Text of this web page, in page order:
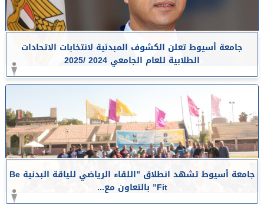
جامعة أسيوط تعلن الكشوف المبدئية لانتخابات الاتحادات
الطلابية للعام الجامعي 2024 /2025
جامعة أسيوط تشهد انطلاق ”اللقاء الرياضي للياقة البدنية Be
Fit” بالتعاون مع...